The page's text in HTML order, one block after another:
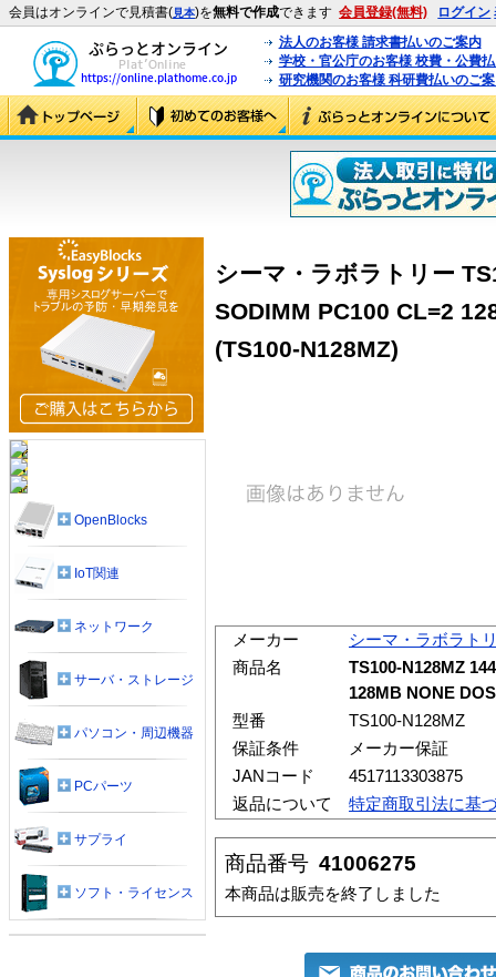
会員はオンラインで見積書(見本)を無料で作成できます 会員登録(無料) ログイン
法人のお客様 請求書払いのご案内
学校・官公庁のお客様 校費・公費
研究機関のお客様 科研費払いのご
シーマ・ラボラトリー
SODIMM PC100 CL=2
(TS100-N128MZ)
メーカー
シーマ・ラボラト
商品名
TS100-N128MZ
128MB NONE
型番
TS100-N128MZ
保証条件
メーカー保証
JANコード
4517113303875
返品について
特定商取引法に基
商品番号 41006275
本商品は販売を終了しました
OpenBlocks
IoT関連
ネットワーク
サーバ・ストレージ
パソコン・周辺機器
PCパーツ
サプライ
ソフト・ライセンス